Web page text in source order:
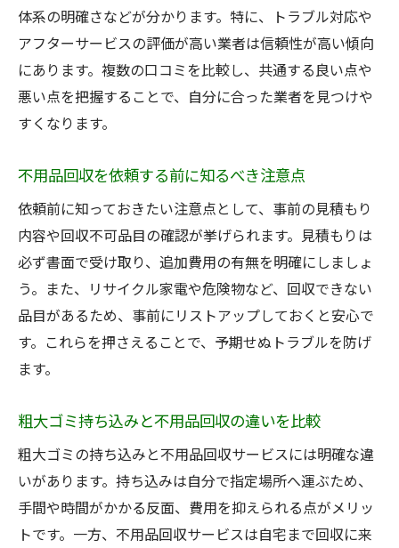
冷蔵庫回収の流れと必要な準備を解説
粗大ゴミ回収との違いを知る冷蔵庫処分法
冷蔵庫処分で発生しやすいトラブル例
冷蔵庫回収時の分別ポイントと手続き
不用品回収が初めての方に役立つ基礎知識
不用品回収業者選びの基本チェック項目
粗大ゴミと不用品回収の違いを知ろう
安心して依頼できる業者の見分け方
初めての不用品回収で失敗しないコツ
諫早市で快適な片付けを実現する方法
不用品回収を通じた整理整頓のポイント
暮らしを豊かにする回収サービスの選び方
粗大ゴミ回収と不用品回収の賢い使い分け
快適な空間づくりに役立つ片付けのコツ
体系の明確さなどが分かります。特に、トラブル対応や
アフターサービスの評価が高い業者は信頼性が高い傾向
にあります。複数の口コミを比較し、共通する良い点や
悪い点を把握することで、自分に合った業者を見つけや
すくなります。
不用品回収を依頼する前に知るべき注意点
依頼前に知っておきたい注意点として、事前の見積もり
内容や回収不可品目の確認が挙げられます。見積もりは
必ず書面で受け取り、追加費用の有無を明確にしましょ
う。また、リサイクル家電や危険物など、回収できない
品目があるため、事前にリストアップしておくと安心で
す。これらを押さえることで、予期せぬトラブルを防げ
ます。
粗大ゴミ持ち込みと不用品回収の違いを比較
粗大ゴミの持ち込みと不用品回収サービスには明確な違
いがあります。持ち込みは自分で指定場所へ運ぶため、
手間や時間がかかる反面、費用を抑えられる点がメリッ
トです。一方、不用品回収サービスは自宅まで回収に来